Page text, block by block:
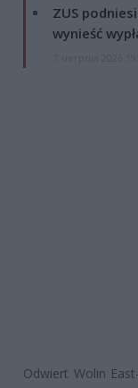
ZUS
wynieść
Odwiert Wolin